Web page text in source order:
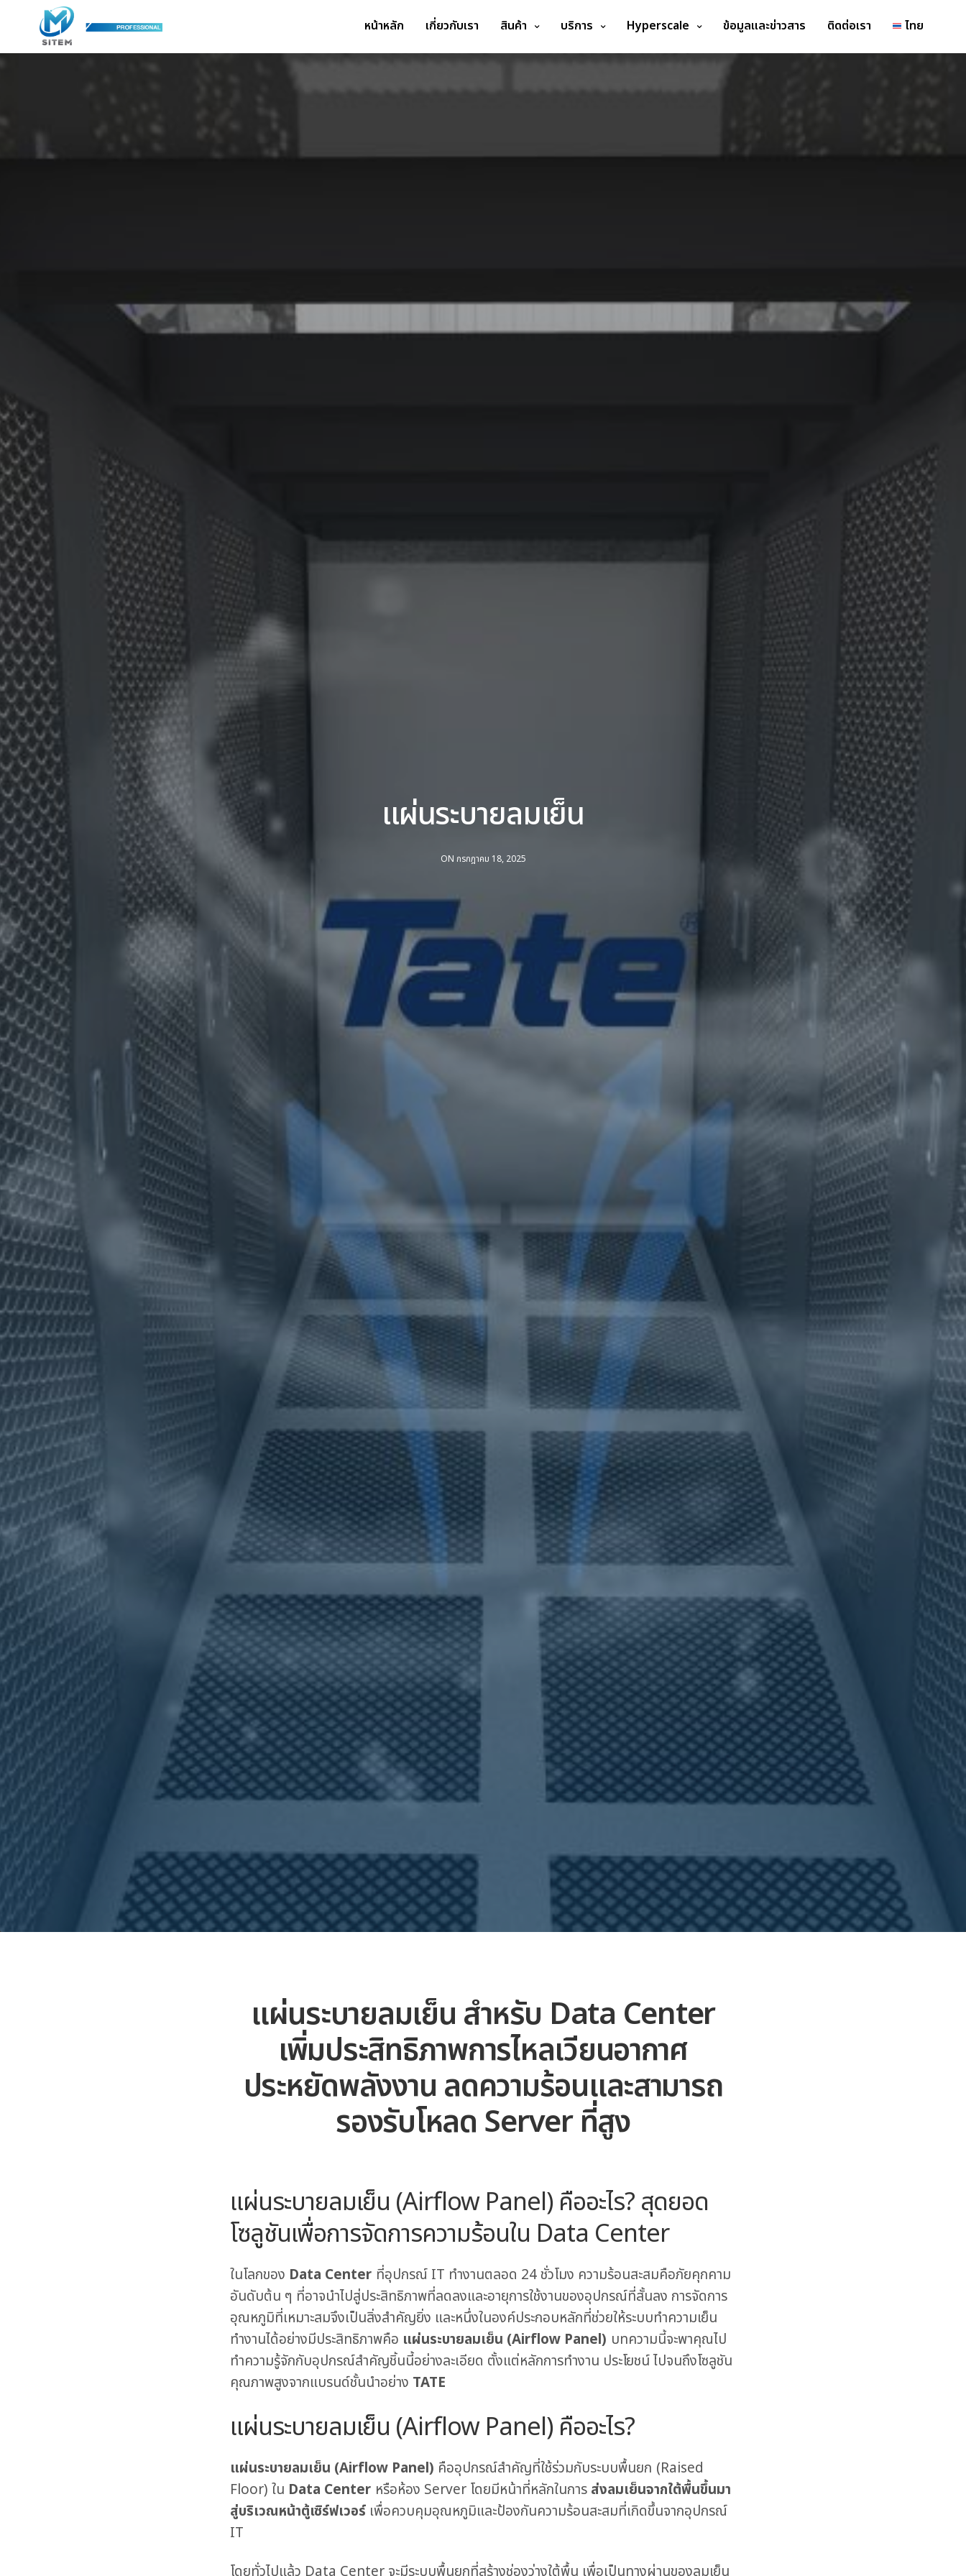
หน้าหลัก เกี่ยวกับเรา สินค้า บริการ Hyperscale ข้อมูลและข่าวสาร ติดต่อเรา ไทย
แผ่นระบายลมเย็น
ON กรกฎาคม 18, 2025
แผ่นระบายลมเย็น สำหรับ Data Center
เพิ่มประสิทธิภาพการไหลเวียนอากาศ
ประหยัดพลังงาน ลดความร้อนและสามารถ
รองรับโหลด Server ที่สูง
แผ่นระบายลมเย็น (Airflow Panel) คืออะไร?สุดยอด
โซลูชันเพื่อการจัดการความร้อนใน Data Center
ในโลกของ Data Center ที่อุปกรณ์ IT ทำงานตลอด 24 ชั่วโมง ความร้อนสะสมคือภัยคุกคาม
อันดับต้น ๆ ที่อาจนำไปสู่ประสิทธิภาพที่ลดลงและอายุการใช้งานของอุปกรณ์ที่สั้นลง การจัดการ
อุณหภูมิที่เหมาะสมจึงเป็นสิ่งสำคัญยิ่ง และหนึ่งในองค์ประกอบหลักที่ช่วยให้ระบบทำความเย็น
ทำงานได้อย่างมีประสิทธิภาพคือ แผ่นระบายลมเย็น (Airflow Panel) บทความนี้จะพาคุณไป
ทำความรู้จักกับอุปกรณ์สำคัญชิ้นนี้อย่างละเอียด ตั้งแต่หลักการทำงาน ประโยชน์ ไปจนถึงโซลูชัน
คุณภาพสูงจากแบรนด์ชั้นนำอย่าง TATE
แผ่นระบายลมเย็น (Airflow Panel) คืออะไร?
แผ่นระบายลมเย็น (Airflow Panel) คืออุปกรณ์สำคัญที่ใช้ร่วมกับระบบพื้นยก (Raised
Floor) ใน Data Center หรือห้อง Server โดยมีหน้าที่หลักในการ ส่งลมเย็นจากใต้พื้นขึ้นมา
สู่บริเวณหน้าตู้เซิร์ฟเวอร์ เพื่อควบคุมอุณหภูมิและป้องกันความร้อนสะสมที่เกิดขึ้นจากอุปกรณ์
IT